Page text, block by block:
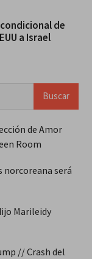
de
a Israel
de Amor
Room
norcoreana será
Marileidy
// Crash del